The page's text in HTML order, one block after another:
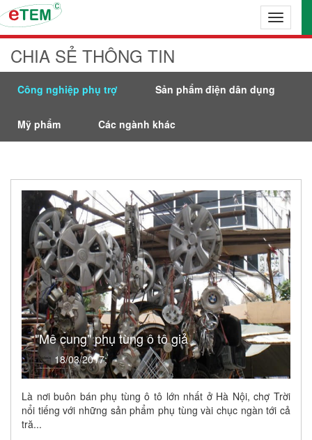
Toggle
CHIA SẺ THÔNG TIN
Công nghiệp phụ trợ Sản phẩm điện dân dụng
Mỹ phẩm Các ngành khác
"Mê cung" phụ tùng ô tô giả
18/03/2017;
Là nơi buôn bán phụ tùng ô tô lớn nhất ở Hà Nội, chợ Trời
nổi tiếng với những sản phẩm phụ tùng vài chục ngàn tới cả
tră...